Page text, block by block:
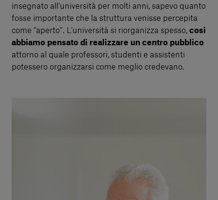
insegnato all’università per molti anni, sapevo quanto
fosse importante che la struttura venisse percepita
come “aperto”. L’università si riorganizza spesso, così
abbiamo pensato di realizzare un centro pubblico
attorno al quale professori, studenti e assistenti
potessero organizzarsi come meglio credevano.